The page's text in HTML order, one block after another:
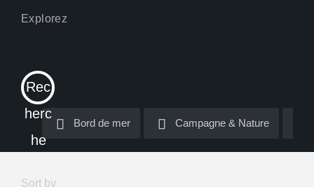
Rec
herc
he
Bord de mer Campagne & Nature
Bord de mer Campagne & Nature
Sort by